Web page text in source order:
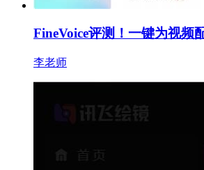
FineVoice评测！一键为视频
李老师